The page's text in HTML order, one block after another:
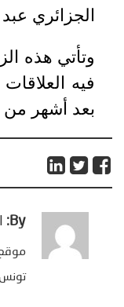
الجزائري
وتأتي هذه
فيه
بعد أشهر من
By: